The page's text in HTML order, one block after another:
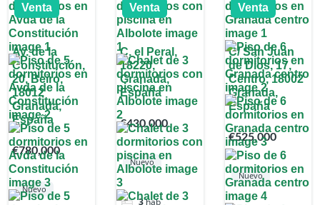
Venta
Av. de la
Constitución,
20, Beiro,
18012
Granada,
España
€780,000
Nuevo
Venta
C. el Peral,
18220,
Granada,
España
€430,000
Nuevo
3hab
Venta
C/ San Juan
de Dios, 17,
Centro, 18002
Granada,
España
€525,000
Nuevo